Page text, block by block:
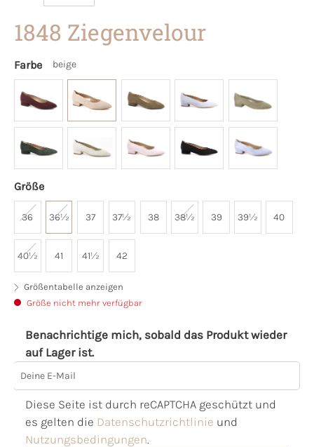
1848 Ziegenvelour
Farbe beige
Größe
36 36½ 37 37½ 38 38½ 39 39½ 40
40½ 41 41½ 42
Größentabelle anzeigen
Größe nicht mehr verfügbar
Benachrichtige mich, sobald das Produkt wieder
auf Lager ist.
Deine E-Mail
Diese Seite ist durch reCAPTCHA geschützt und
es gelten die Datenschutzrichtlinie und
Nutzungsbedingungen.